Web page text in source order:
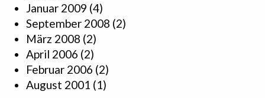
Januar 2009 (4)
September 2008 (2)
März 2008 (2)
April 2006 (2)
Februar 2006 (2)
August 2001 (1)